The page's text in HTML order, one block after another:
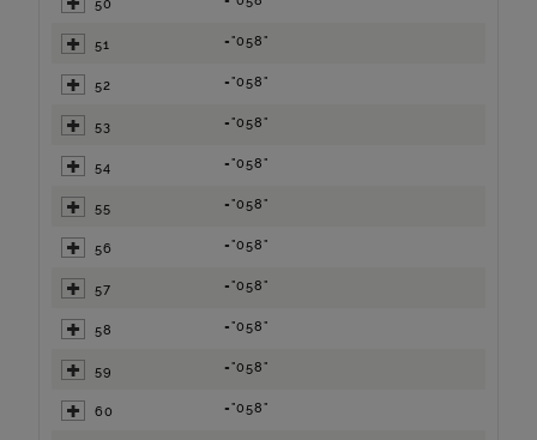
50
51 ="058"
52 ="058"
53 ="058"
54 ="058"
55 ="058"
56 ="058"
57 ="058"
58 ="058"
59 ="058"
60 ="058"